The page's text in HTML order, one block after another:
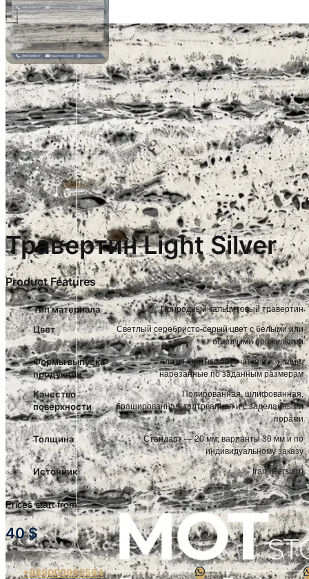
Травертин Light Silver
Product Features
Тип материала Природный кальцитовый травертин
Цвет
Светлый серебристо-серый цвет с белыми или
бежевыми прожилками
Формы выпуска
продукции
плиты, плитка, брусчатка и изделия,
нарезанные по заданным размерам
Качество
поверхности
Полированная, шлифованная,
брашированная, галтованная и с заделанными
порами
Толщина
Стандарт — 20 мм; варианты 30 мм и по
индивидуальному заказу
Источник Iran (Persian)
Prices start from:
40$
+989009999564